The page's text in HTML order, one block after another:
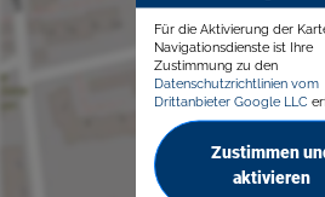
Für die Aktivierung der
Navigationsdienste ist Ihre
Zustimmung zu den
Datenschutzrichtlinien vom
Drittanbieter Google LLC
Zustimmen
aktivieren